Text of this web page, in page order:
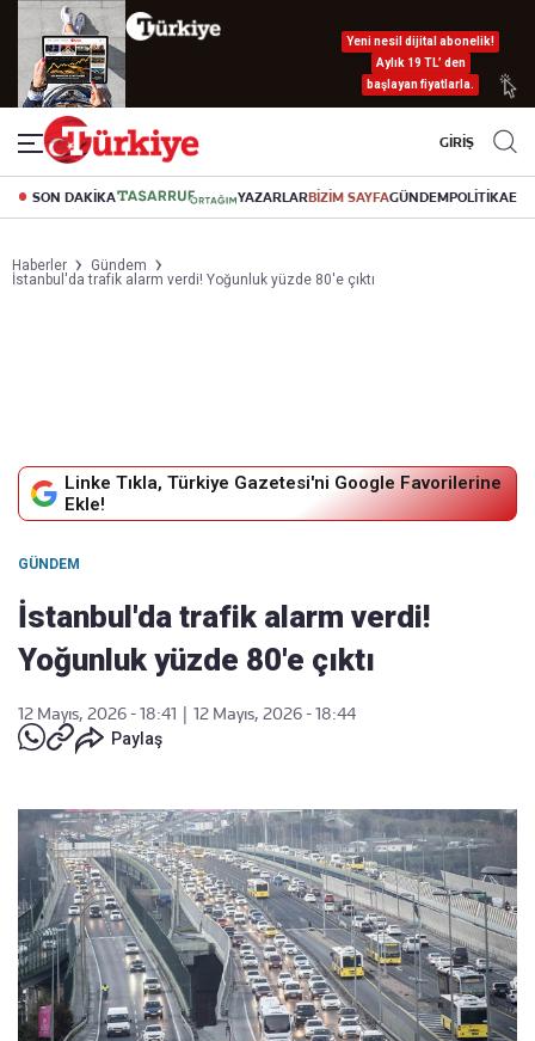
Yeni nesil dijital abonelik!
Aylık 19 TL’ den
başlayan fiyatlarla.
GİRİŞ
SON DAKİKA YAZARLARBİZİM SAYFAGÜNDEMPOLİTİKA
Haberler
Gündem
İstanbul'da trafik alarm verdi! Yoğunluk yüzde 80'e çıktı
Linke Tıkla, Türkiye Gazetesi'ni Google Favorilerine
Ekle!
GÜNDEM
İstanbul'da trafik alarm verdi!
Yoğunluk yüzde 80'e çıktı
12 Mayıs, 2026 - 18:41
12 Mayıs, 2026 - 18:44
Paylaş